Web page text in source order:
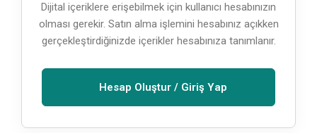
Dijital içeriklere erişebilmek için kullanıcı hesabınızın
olması gerekir. Satın alma işlemini hesabınız açıkken
gerçekleştirdiğinizde içerikler hesabınıza tanımlanır.
Hesap Oluştur / Giriş Yap